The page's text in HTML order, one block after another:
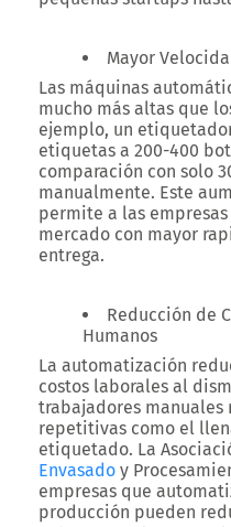
Mayor
Las máquinas
mucho más altas que
ejemplo, un
etiquetas a 200-400
comparación con solo
manualmente. Este
permite a las
mercado con mayor
entrega.
Reducción de
Humanos
La automatización
costos laborales al
trabajadores manuales
repetitivas como el
etiquetado. La
Envasado y
empresas que
producción pueden